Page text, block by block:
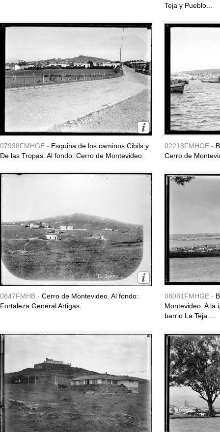
Teja y Pueblo...
07938FMHGE - Esquina de los caminos Cibils y
De las Tropas. Al fondo: Cerro de Montevideo.
02218FMHGE -
Cerro de
0847FMHB - Cerro de Montevideo. Al fondo:
Fortaleza General Artigas.
08081FMHGE -
Montevideo. A la
barrio La Teja....